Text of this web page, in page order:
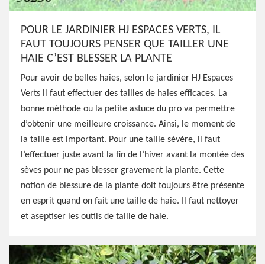
POUR LE JARDINIER HJ ESPACES VERTS, IL
FAUT TOUJOURS PENSER QUE TAILLER UNE
HAIE C’EST BLESSER LA PLANTE
Pour avoir de belles haies, selon le jardinier HJ Espaces
Verts il faut effectuer des tailles de haies efficaces. La
bonne méthode ou la petite astuce du pro va permettre
d’obtenir une meilleure croissance. Ainsi, le moment de
la taille est important. Pour une taille sévère, il faut
l’effectuer juste avant la fin de l’hiver avant la montée des
sèves pour ne pas blesser gravement la plante. Cette
notion de blessure de la plante doit toujours être présente
en esprit quand on fait une taille de haie. Il faut nettoyer
et aseptiser les outils de taille de haie.